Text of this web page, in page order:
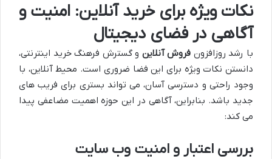
نکات ویژه برای خرید آنلاین: امنیت و
آگاهی در فضای دیجیتال
با رشد روزافزون فروش آنلاین و گسترش فرهنگ خرید اینترنتی،
دانستن نکات ویژه برای این فضا ضروری است. محیط آنلاین، با
وجود راحتی و دسترسی آسان، می تواند بستری برای فریب های
جدید باشد. بنابراین، آگاهی در این حوزه اهمیت مضاعفی پیدا
می کند:
بررسی اعتبار و امنیت وب سایت